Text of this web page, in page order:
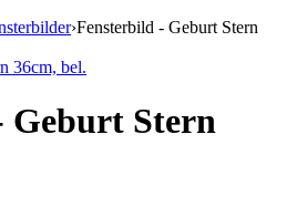
›Fensterbild - Geburt Stern
Geburt Stern